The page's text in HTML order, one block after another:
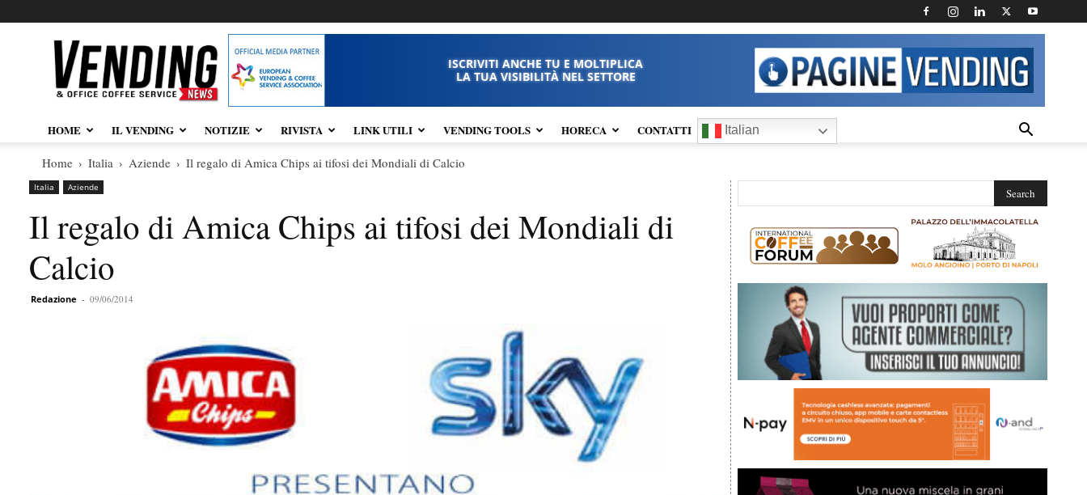
Vendingnews.it
ISCRIVITI ANCHE TU E MOLTIPLICA
LA TUA VISIBILITÀ NEL SETTORE
HOME IL VENDING NOTIZIE RIVISTA LINK UTILI VENDING TOOLS HORECA CONTATTI Italian
Home Italia Aziende Il regalo di Amica Chips ai tifosi dei Mondiali di Calcio
Italia Aziende
Il regalo di Amica Chips ai tifosi dei Mondiali di
Calcio
Redazione - 09/06/2014